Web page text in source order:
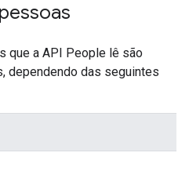
que a API People lê são
dependendo das seguintes